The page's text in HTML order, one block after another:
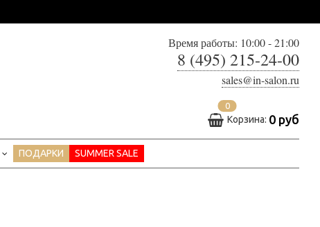
Время работы: 10:00 - 21:00
8 (495) 215-24-00
sales@in-salon.ru
0
Корзина: 0 руб
ПОДАРКИ SUMMER SALE